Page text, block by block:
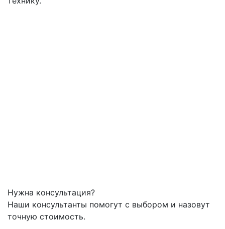
Нужна консультация?
Наши консультанты помогут с выбором и назовут
точную стоимость.